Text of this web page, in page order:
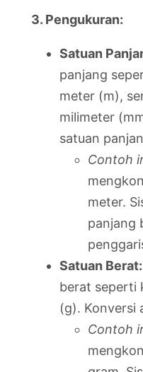
3. Pengukuran:
Satuan
panjang
meter (m),
milimeter
satuan
Contoh
meter.
panjang
Satuan Berat:
berat seperti
(g). Konversi
Contoh